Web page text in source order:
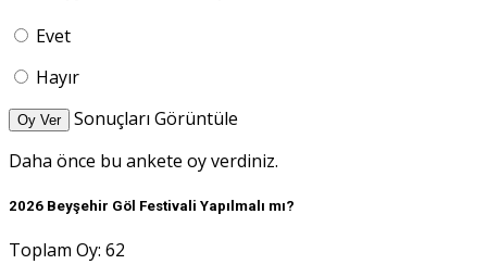
Evet
Hayır
Oy Ver
Sonuçları Görüntüle
Daha önce bu ankete oy verdiniz.
2026 Beyşehir Göl Festivali Yapılmalı mı?
Toplam Oy: 62